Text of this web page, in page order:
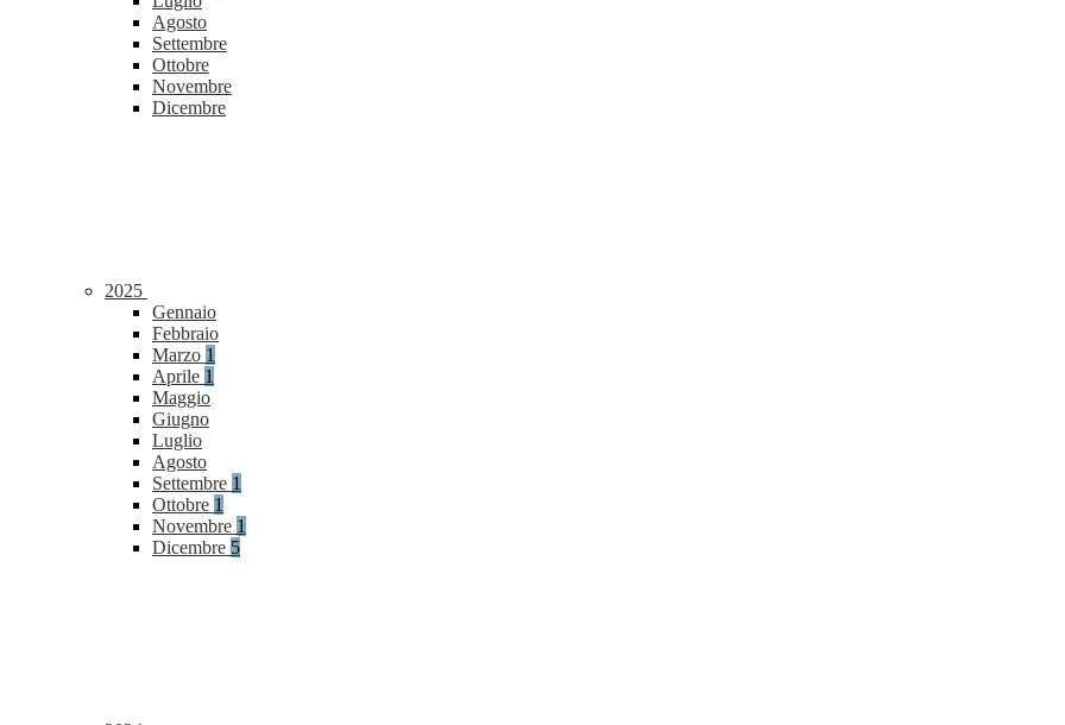
Agosto
Settembre
Ottobre
Novembre
Dicembre
2025
Gennaio
Febbraio
Marzo 1
Aprile 1
Maggio
Giugno
Luglio
Agosto
Settembre 1
Ottobre 1
Novembre 1
Dicembre 5